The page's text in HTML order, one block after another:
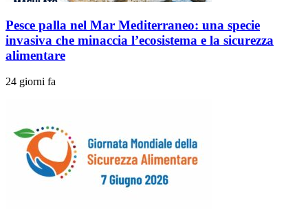
Pesce palla nel Mar Mediterraneo: una specie
invasiva che minaccia l’ecosistema e la sicurezza
alimentare
24 giorni fa